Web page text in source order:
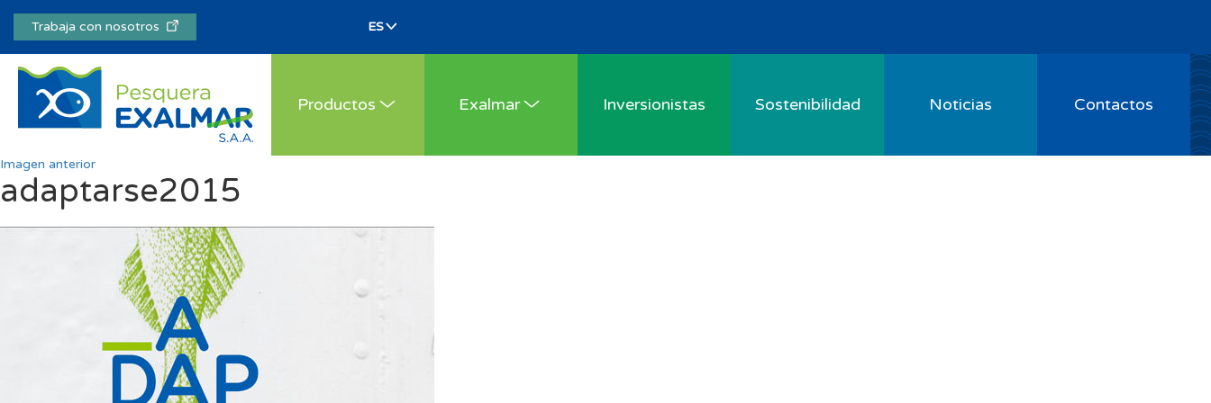
Trabaja con nosotros
Productos Exalmar Inversionistas Sostenibilidad Noticias Contactos
Imagen anterior
adaptarse2015